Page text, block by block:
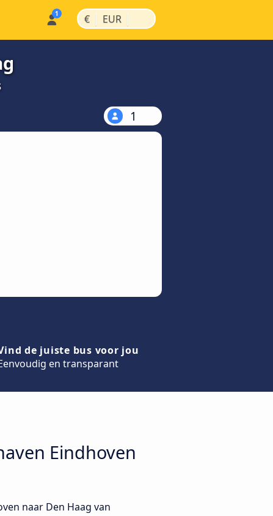
€ | EUR |
1
de juiste bus voor jou
en transparant
Eindhoven
naar Den Haag van